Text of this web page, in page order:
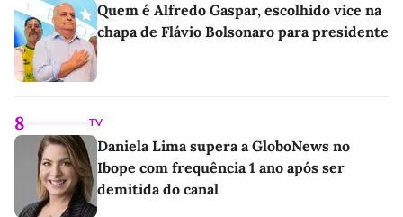
Quem é Alfredo Gaspar, escolhido vice na
chapa de Flávio Bolsonaro para presidente
8 TV
Daniela Lima supera a GloboNews no
Ibope com frequência 1 ano após ser
demitida do canal